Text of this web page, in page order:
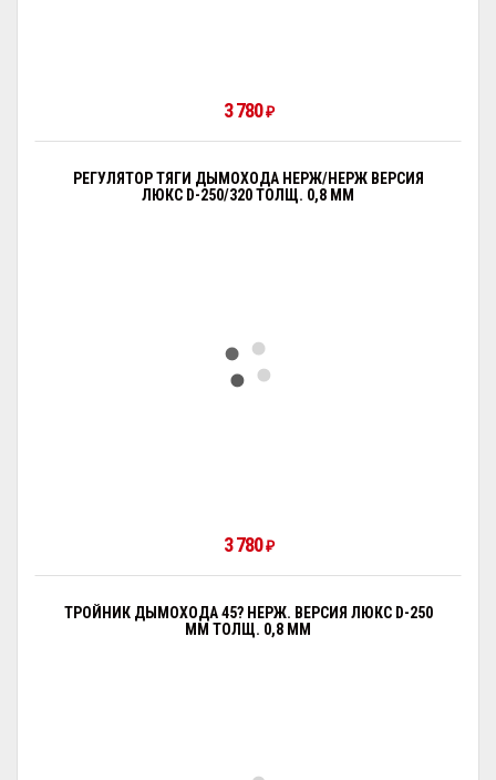
3 780₽
РЕГУЛЯТОР ТЯГИ ДЫМОХОДА НЕРЖ/НЕРЖ ВЕРСИЯ
ЛЮКС D-250/320 ТОЛЩ. 0,8 ММ
3 780₽
ТРОЙНИК ДЫМОХОДА 45? НЕРЖ. ВЕРСИЯ ЛЮКС D-250
ММ ТОЛЩ. 0,8 ММ